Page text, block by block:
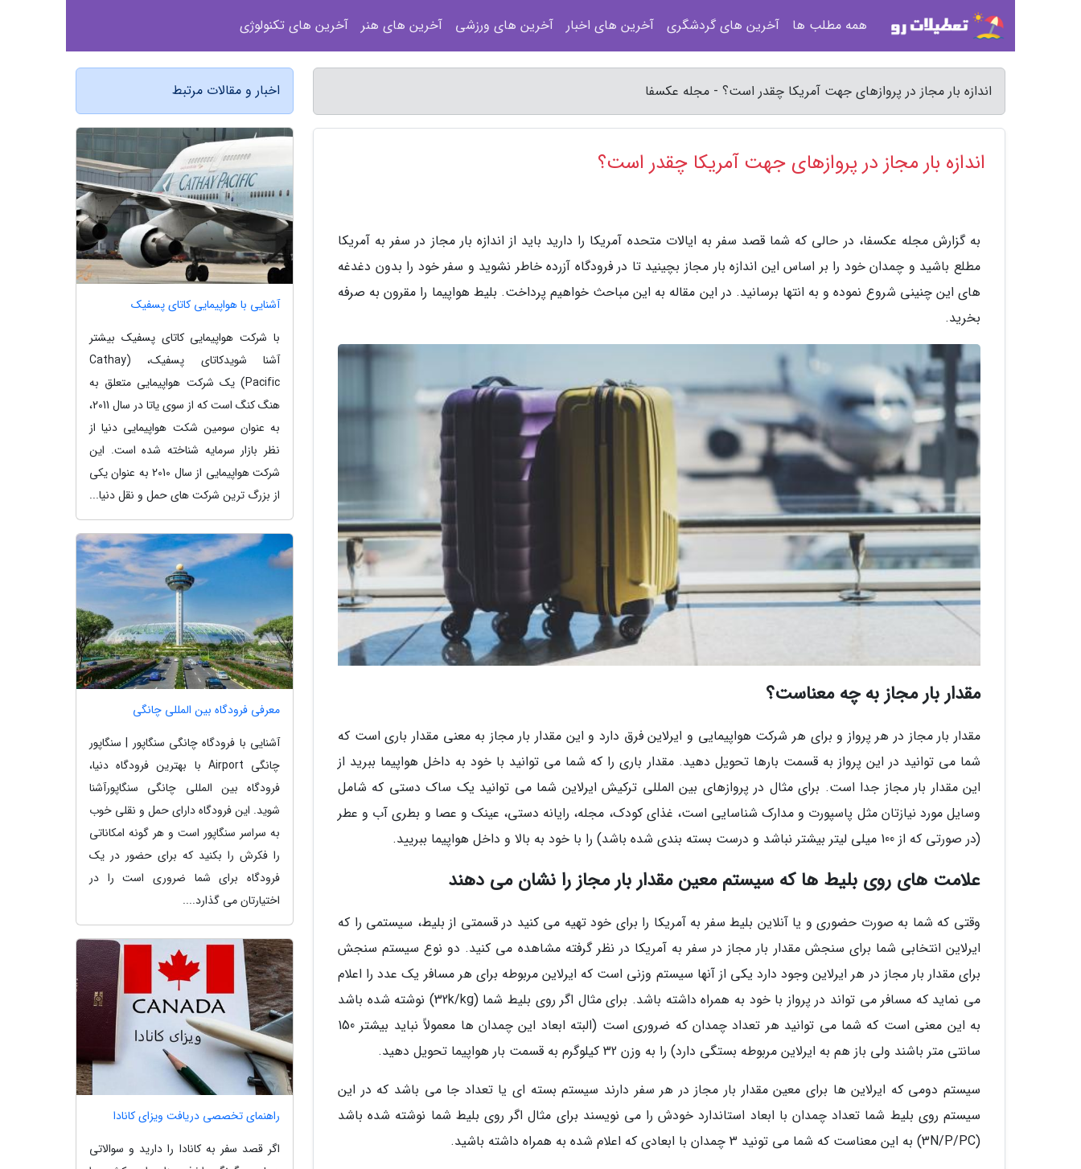
اندازه بار مجاز در پروازهای جهت آمریکا چقدر است؟ - مجله عکسفا
اندازه بار مجاز در پروازهای جهت آمریکا چقدر است؟
به گزارش مجله عکسفا، در حالی که شما قصد سفر به ایالات متحده آمریکا را دارید باید از اندازه بار مجاز در سفر به آمریکا
مطلع باشید و چمدان خود را بر اساس این اندازه بار مجاز بچینید تا در فرودگاه آزرده خاطر نشوید و سفر خود را بدون دغدغه
های این چنینی شروع نموده و به انتها برسانید. در این مقاله به این مباحث خواهیم پرداخت. بلیط هواپیما را مقرون به صرفه
بخرید.
مقدار بار مجاز به چه معناست؟
مقدار بار مجاز در هر پرواز و برای هر شرکت هواپیمایی و ایرلاین فرق دارد و این مقدار بار مجاز به معنی مقدار باری است که
شما می توانید در این پرواز به قسمت بارها تحویل دهید. مقدار باری را که شما می توانید با خود به داخل هواپیما ببرید از
این مقدار بار مجاز جدا است. برای مثال در پروازهای بین المللی ترکیش ایرلاین شما می توانید یک ساک دستی که شامل
وسایل مورد نیازتان مثل پاسپورت و مدارک شناسایی است، غذای کودک، مجله، رایانه دستی، عینک و عصا و بطری آب و عطر
(در صورتی که از 100 میلی لیتر بیشتر نباشد و درست بسته بندی شده باشد) را با خود به بالا و داخل هواپیما ببریید.
علامت های روی بلیط ها که سیستم معین مقدار بار مجاز را نشان می دهند
وقتی که شما به صورت حضوری و یا آنلاین بلیط سفر به آمریکا را برای خود تهیه می کنید در قسمتی از بلیط، سیستمی را که
ایرلاین انتخابی شما برای سنجش مقدار بار مجاز در سفر به آمریکا در نظر گرفته مشاهده می کنید. دو نوع سیستم سنجش
برای مقدار بار مجاز در هر ایرلاین وجود دارد یکی از آنها سیستم وزنی است که ایرلاین مربوطه برای هر مسافر یک عدد را اعلام
می نماید که مسافر می تواند در پرواز با خود به همراه داشته باشد. برای مثال اگر روی بلیط شما (32k/kg) نوشته شده باشد
به این معنی است که شما می توانید هر تعداد چمدان که ضروری است (البته ابعاد این چمدان ها معمولاً نباید بیشتر 150
سانتی متر باشند ولی باز هم به ایرلاین مربوطه بستگی دارد) را به وزن 32 کیلوگرم به قسمت بار هواپیما تحویل دهید.
سیستم دومی که ایرلاین ها برای معین مقدار بار مجاز در هر سفر دارند سیستم بسته ای یا تعداد جا می باشد که در این
سیستم روی بلیط شما تعداد چمدان با ابعاد استاندارد خودش را می نویسند برای مثال اگر روی بلیط شما نوشته شده باشد
(3N/P/PC) به این معناست که شما می تونید 3 چمدان با ابعادی که اعلام شده به همراه داشته باشید.
اخبار و مقالات مرتبط
آشنایی با هواپیمایی کاتای پسفیک
با شرکت هواپیمایی کاتای پسفیک بیشتر
آشنا شویدکاتای پسفیک، (Cathay
Pacific) یک شرکت هواپیمایی متعلق به
هنگ کنگ است که از سوی یاتا در سال 2011،
به عنوان سومین شکت هواپیمایی دنیا از
نظر بازار سرمایه شناخته شده است. این
شرکت هواپیمایی از سال 2010 به عنوان یکی
از بزرگ ترین شرکت های حمل و نقل دنیا...
معرفی فرودگاه بین المللی چانگی
آشنایی با فرودگاه چانگی سنگاپور | سنگاپور
چانگی Airport با بهترین فرودگاه دنیا،
فرودگاه بین المللی چانگی سنگاپورآشنا
شوید. این فرودگاه دارای حمل و نقلی خوب
به سراسر سنگاپور است و هر گونه امکاناتی
را فکرش را بکنید که برای حضور در یک
فرودگاه برای شما ضروری است را در
اختیارتان می گذارد....
راهنمای تخصصی دریافت ویزای کانادا
اگر قصد سفر به کانادا را دارید و سوالاتی
همه مطلب ها آخرین های گردشگری آخرین های اخبار آخرین های ورزشی آخرین های هنر آخرین های تکنولوژی